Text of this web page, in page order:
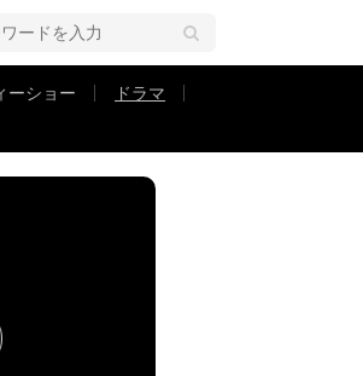
ーショー
ドラマ
来てよ』